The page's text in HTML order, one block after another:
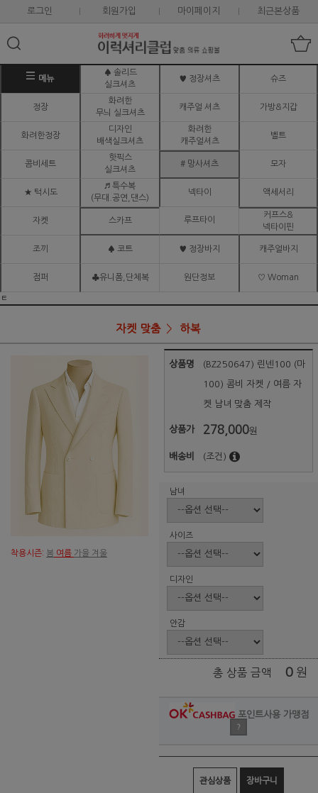
로그인 회원가입 마이페이지 최근본상품
메뉴
♠ 솔리드
실크셔츠
♥ 정장셔츠 슈즈
정장
화려한
무늬 실크셔츠
캐주얼 셔츠 가방&지갑
화려한정장
디자인
배색실크셔츠
화려한
캐주얼셔츠
벨트
콤비세트
핫픽스
실크셔츠
# 망사셔츠 모자
★ 턱시도
♬ 특수복
(무대.공연,댄스)
넥타이 액세서리
자켓 스카프 루프타이
커프스&
넥타이핀
조끼 ♠ 코트 ♥ 정장바지 캐주얼바지
점퍼 ♣유니폼,단체복 원단정보 ♡ Woman
ㅌ
자켓 맞춤 하복
착용시즌: 봄 여름 가을 겨울
상품명 (BZ250647) 린넨100 (마
100) 콤비 자켓 / 여름 자
켓 남녀 맞춤 제작
상품가 278,000원
배송비 (조건)
남녀
사이즈
디자인
안감
총 상품 금액 0 원
포인트사용 가맹점
?
관심상품 장바구니